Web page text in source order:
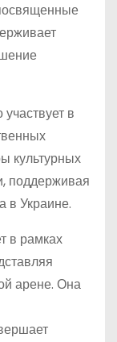
в
культурных
поддерживая
в Украине.
в рамках
арене. Она